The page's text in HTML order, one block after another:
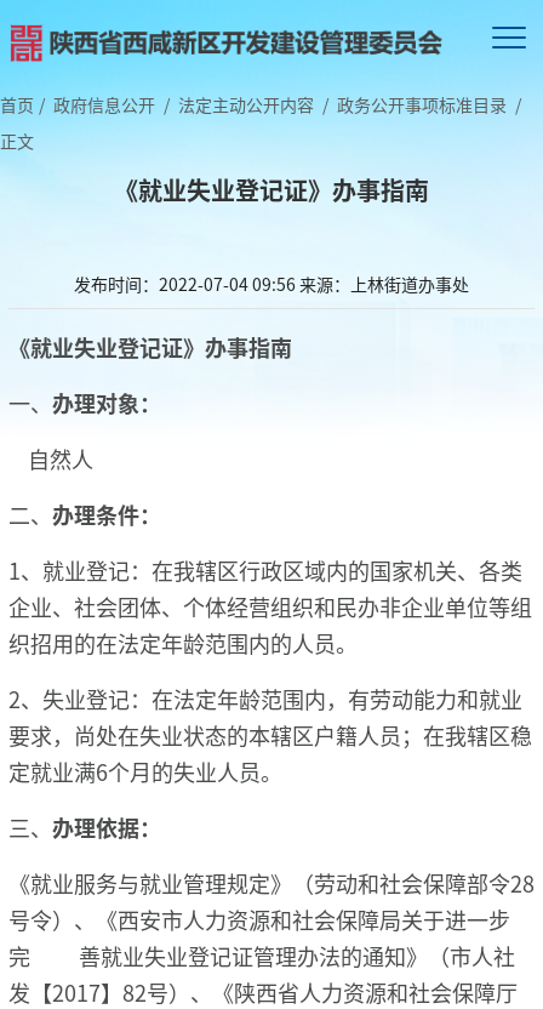
首页 / 政府信息公开 / 法定主动公开内容 / 政务公开事项标准目录 /
正文
《就业失业登记证》办事指南
发布时间：2022-07-04 09:56来源：上林街道办事处
《就业失业登记证》办事指南
一、 办理对象：
自然人
二、 办理条件：
1、就业登记：在我辖区行政区域内的国家机关、各类
企业、社会团体、个体经营组织和民办非企业单位等组
织招用的在法定年龄范围内的人员。
2、失业登记：在法定年龄范围内，有劳动能力和就业
要求，尚处在失业状态的本辖区户籍人员；在我辖区稳
定就业满6个月的失业人员。
三、 办理依据：
《就业服务与就业管理规定》（劳动和社会保障部令28
号令）、《西安市人力资源和社会保障局关于进一步
完 善就业失业登记证管理办法的通知》（市人社
发【2017】82号）、《陕西省人力资源和社会保障厅